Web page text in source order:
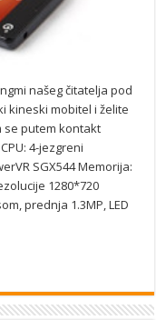
našeg čitatelja pod
kineski mobitel i želite
se putem kontakt
4-jezgreni
SGX544 Memorija:
1280*720
prednja 1.3MP, LED